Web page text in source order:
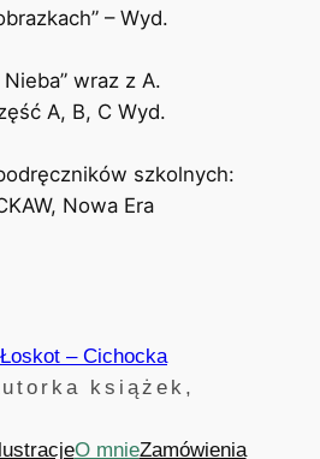
– Wyd.
wraz z A.
A, B, C Wyd.
szkolnych:
Nowa Era
– Cichocka
książek,
O mnieZamówienia